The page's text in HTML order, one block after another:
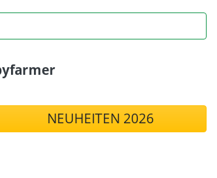
NEUHEITEN 2026